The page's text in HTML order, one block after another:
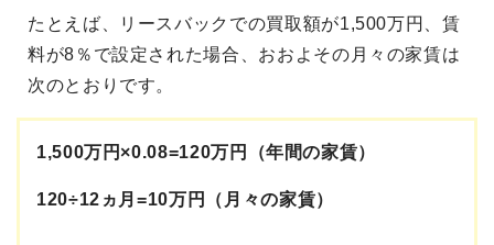
たとえば、リースバックでの買取額が1,500万円、賃
料が8％で設定された場合、おおよその月々の家賃は
次のとおりです。
1,500万円×0.08=120万円（年間の家賃）
120÷12ヵ月=10万円（月々の家賃）